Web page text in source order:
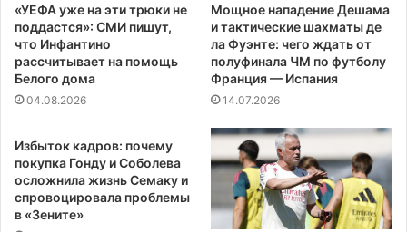
«УЕФА уже на эти трюки не
поддастся»: СМИ пишут,
что Инфантино
рассчитывает на помощь
Белого дома
04.08.2026
Мощное нападение Дешама
и тактические шахматы де
ла Фуэнте: чего ждать от
полуфинала ЧМ по футболу
Франция — Испания
14.07.2026
Избыток кадров: почему
покупка Гонду и Соболева
осложнила жизнь Семаку и
спровоцировала проблемы
в «Зените»